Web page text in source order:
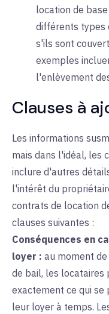
location de
différents types
s'ils sont
exemples
l'enlèvement
Clauses à
Les informations
mais dans l'idéal, les
inclure d'autres
l'intérêt du
contrats de location
clauses suivantes :
Conséquences en
loyer : au moment de
de bail, les locataires
exactement ce qui se
leur loyer à temps.